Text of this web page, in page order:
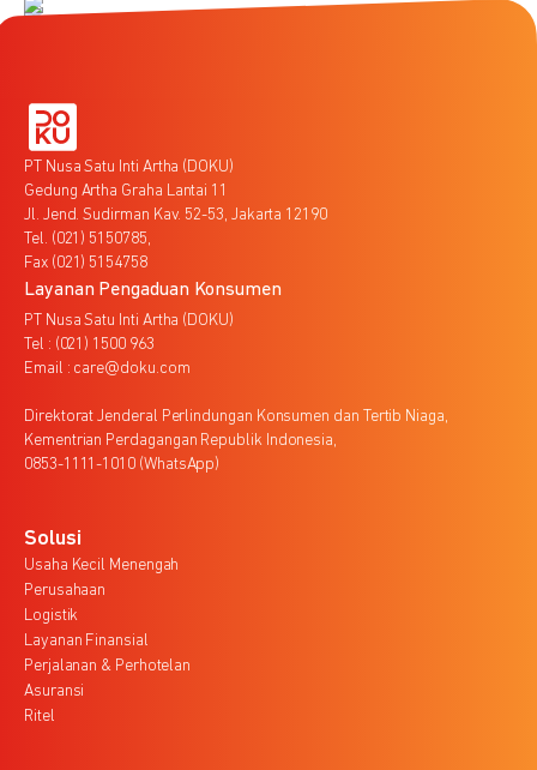
PT Nusa Satu Inti Artha (DOKU)
Gedung Artha Graha Lantai 11
Jl. Jend. Sudirman Kav. 52-53, Jakarta 12190
Tel. (021) 5150785,
Fax (021) 5154758
Layanan Pengaduan Konsumen
PT Nusa Satu Inti Artha (DOKU)
Tel : (021) 1500 963
Email : care@doku.com
Direktorat Jenderal Perlindungan Konsumen dan Tertib Niaga,
Kementrian Perdagangan Republik Indonesia,
0853-1111-1010 (WhatsApp)
Solusi
Usaha Kecil Menengah
Perusahaan
Logistik
Layanan Finansial
Perjalanan & Perhotelan
Asuransi
Ritel